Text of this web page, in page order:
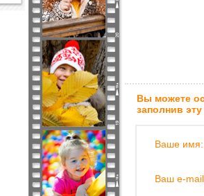
Вы можете
заполнив
Ваше имя:
Ваш e-